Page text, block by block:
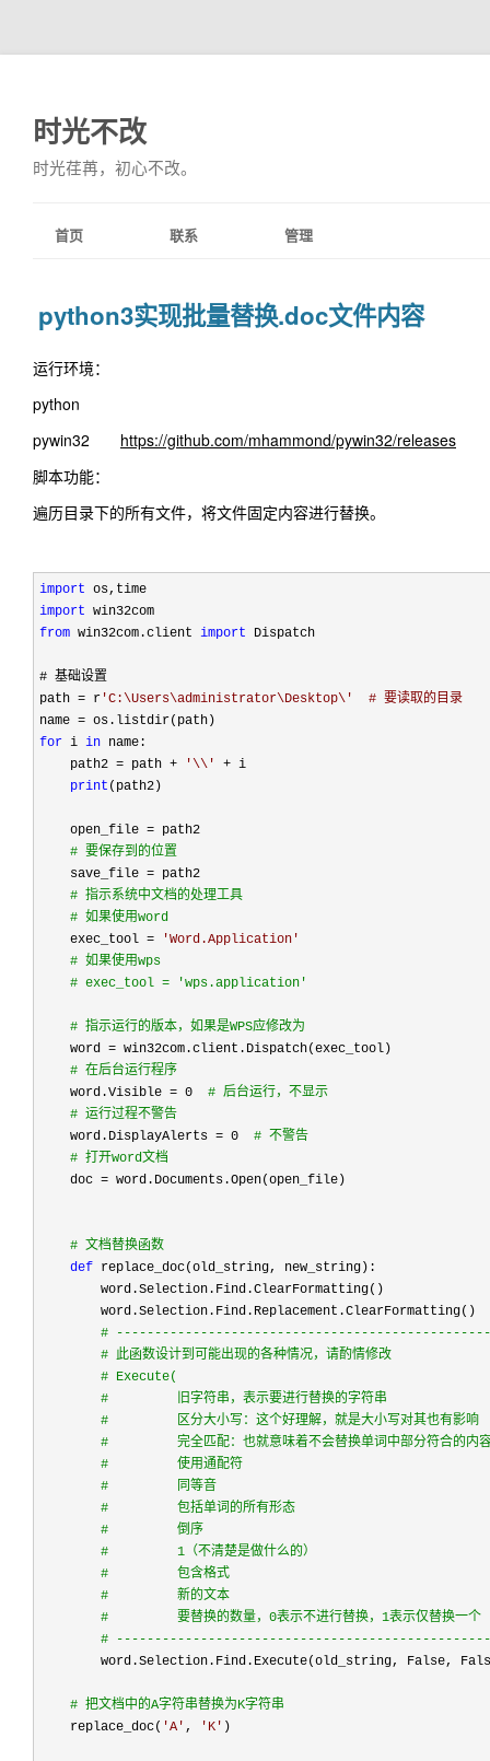
时光不改
时光荏苒，初心不改。
首页 联系 管理
python3实现批量替换.doc文件内容
运行环境：
python
pywin32 https://github.com/mhammond/pywin32/releases
脚本功能：
遍历目录下的所有文件，将文件固定内容进行替换。
import
import win32com
from win32com.client import Dispatch
# 基础设置
path = r 'C:\Users\administrator\Desktop\ '  # 要读取的目录
name =
for i in name:
    path2
= path + ' \\ ' + i
print
    open_file =
path2
# 要保存到的位置
    save_file =
path2
# 指示系统中文档的处理工具
# 如果使用word
    exec_tool =
'Word.Application '
# 如果使用wps
# exec_tool = 'wps.application'
# 指示运行的版本，如果是WPS应修改为
    word =
win32com.client.Dispatch(exec_tool)
# 在后台运行程序
    word.Visible = 0
# 后台运行，不显示
# 运行过程不警告
    word.DisplayAlerts = 0
# 不警告
# 打开word文档
    doc =
word.Documents.Open(open_file)
# 文档替换函数
def replace_doc(old_string, new_string):
        word.Selection.Find.ClearFormatting()
        word.Selection.Find.Replacement.ClearFormatting()
#
# 此函数设计到可能出现的各种情况，请酌情修改
# Execute(
#
         旧字符串，表示要进行替换的字符串
#
         区分大小写：这个好理解，就是大小写对其也有影响
#
完全匹配：也就意味着不会替换单词中部分符合的内
#
         使用通配符
#
         同等音
#
         包括单词的所有形态
#
         倒序
#
         1（不清楚是做什么的）
#
         包含格式
#
         新的文本
#
         要替换的数量，0表示不进行替换，1表示仅替换一个
#
word.Selection.Find.Execute(old_string, False,
# 把文档中的A字符串替换为K字符串
    replace_doc(
'A ' , ' K '